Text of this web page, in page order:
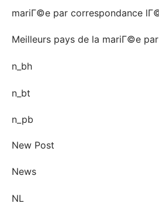
mariГ©e par correspondance
Meilleurs pays de la mariГ©e
n_bh
n_bt
n_pb
New Post
News
NL